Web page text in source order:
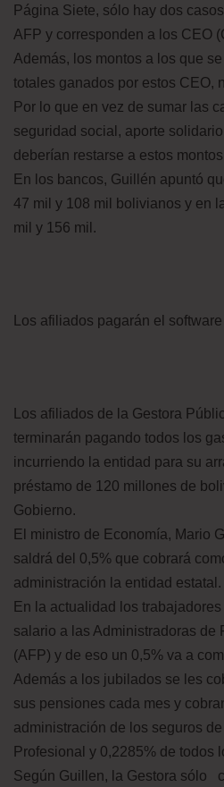
Página Siete, sólo hay dos
AFP y corresponden a los CEO
Además, los montos a los que
totales ganados por estos CEO,
Por lo que en vez de sumar las
seguridad social, aporte
deberían restarse a estos
En los bancos, Guillén apuntó
47 mil y 108 mil bolivianos y en
mil y 156 mil.
Los afiliados pagarán el
Los afiliados de la Gestora
terminarán pagando todos los
incurriendo la entidad para su
préstamo de 120 millones de
Gobierno.
El ministro de Economía, Mario
saldrá del 0,5% que cobrará
administración la entidad estatal.
En la actualidad los
salario a las Administradoras de
(AFP) y de eso un 0,5% va a
Además a los jubilados se les
sus pensiones cada mes y
administración de los seguros
Profesional y 0,2285% de todos
Según Guillen, la Gestora sólo